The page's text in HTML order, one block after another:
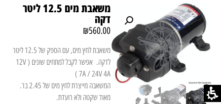
משאבת מים 12.5 ליטר
דקה
₪560.00
משאבת לחץ מים, עם הספק של 12.5 ליטר
לדקה. אפשר לקבל למתחים שונים ( 12V
7A / 24V 4A )
המשאבה מייצרת לחץ מים של 2.45 בר.
מאוד שקטה ולא רועדת.